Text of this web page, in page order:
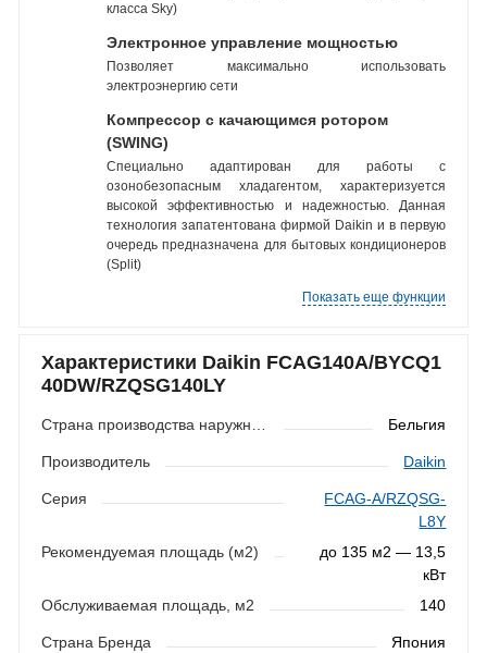
класса Sky)
Электронное управление мощностью
Позволяет максимально использовать
электроэнергию сети
Компрессор с качающимся ротором
(SWING)
Специально адаптирован для работы с
озонобезопасным хладагентом, характеризуется
высокой эффективностью и надежностью. Данная
технология запатентована фирмой Daikin и в первую
очередь предназначена для бытовых кондиционеров
(Split)
Показать еще функции
Характеристики Daikin FCAG140A/BYCQ1
40DW/RZQSG140LY
Страна производства наружного блока Бельгия
Производитель Daikin
Серия
FCAG-A/RZQSG-
L8Y
Рекомендуемая площадь (м2)
до 135 м2 — 13,5
кВт
Обслуживаемая площадь, м2
140
Страна Бренда Япония